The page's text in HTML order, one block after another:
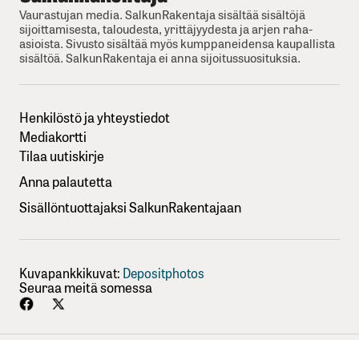
Vaurastujan media. SalkunRakentaja sisältää sisältöjä
sijoittamisesta, taloudesta, yrittäjyydesta ja arjen raha-
asioista. Sivusto sisältää myös kumppaneidensa kaupallista
sisältöä. SalkunRakentaja ei anna sijoitussuosituksia.
Henkilöstö ja yhteystiedot
Mediakortti
Tilaa uutiskirje
Anna palautetta
Sisällöntuottajaksi SalkunRakentajaan
Kuvapankkikuvat: Depositphotos
Seuraa meitä somessa